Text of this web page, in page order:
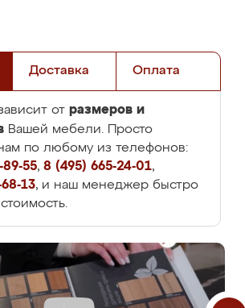
Доставка Оплата
от размеров и
Вашей мебели. Просто
по любому из телефонов:
55, 8 (495) 665-24-01,
13, и наш менеджер быстро